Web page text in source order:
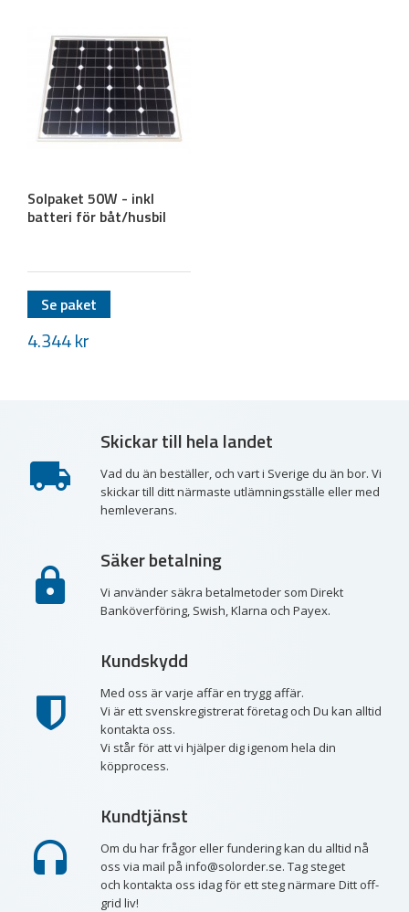
Solpaket 50W - inkl
batteri för båt/husbil
Se paket
4.344kr
Skickar till hela landet
Vad du än beställer, och vart i Sverige du än bor. Vi
skickar till ditt närmaste utlämningsställe eller med
hemleverans.
Säker betalning
Vi använder säkra betalmetoder som Direkt
Banköverföring, Swish, Klarna och Payex.
Kundskydd
Med oss är varje affär en trygg affär.
Vi är ett svenskregistrerat företag och Du kan alltid
kontakta oss.
Vi står för att vi hjälper dig igenom hela din
köpprocess.
Kundtjänst
Om du har frågor eller fundering kan du alltid nå
oss via mail på info@solorder.se. Tag steget
och kontakta oss idag för ett steg närmare Ditt off-
grid liv!